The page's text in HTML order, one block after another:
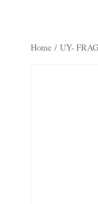
Home / UY-